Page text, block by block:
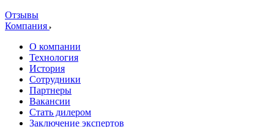
Отзывы
Компания
О компании
Технология
История
Сотрудники
Партнеры
Вакансии
Стать дилером
Заключение экспертов